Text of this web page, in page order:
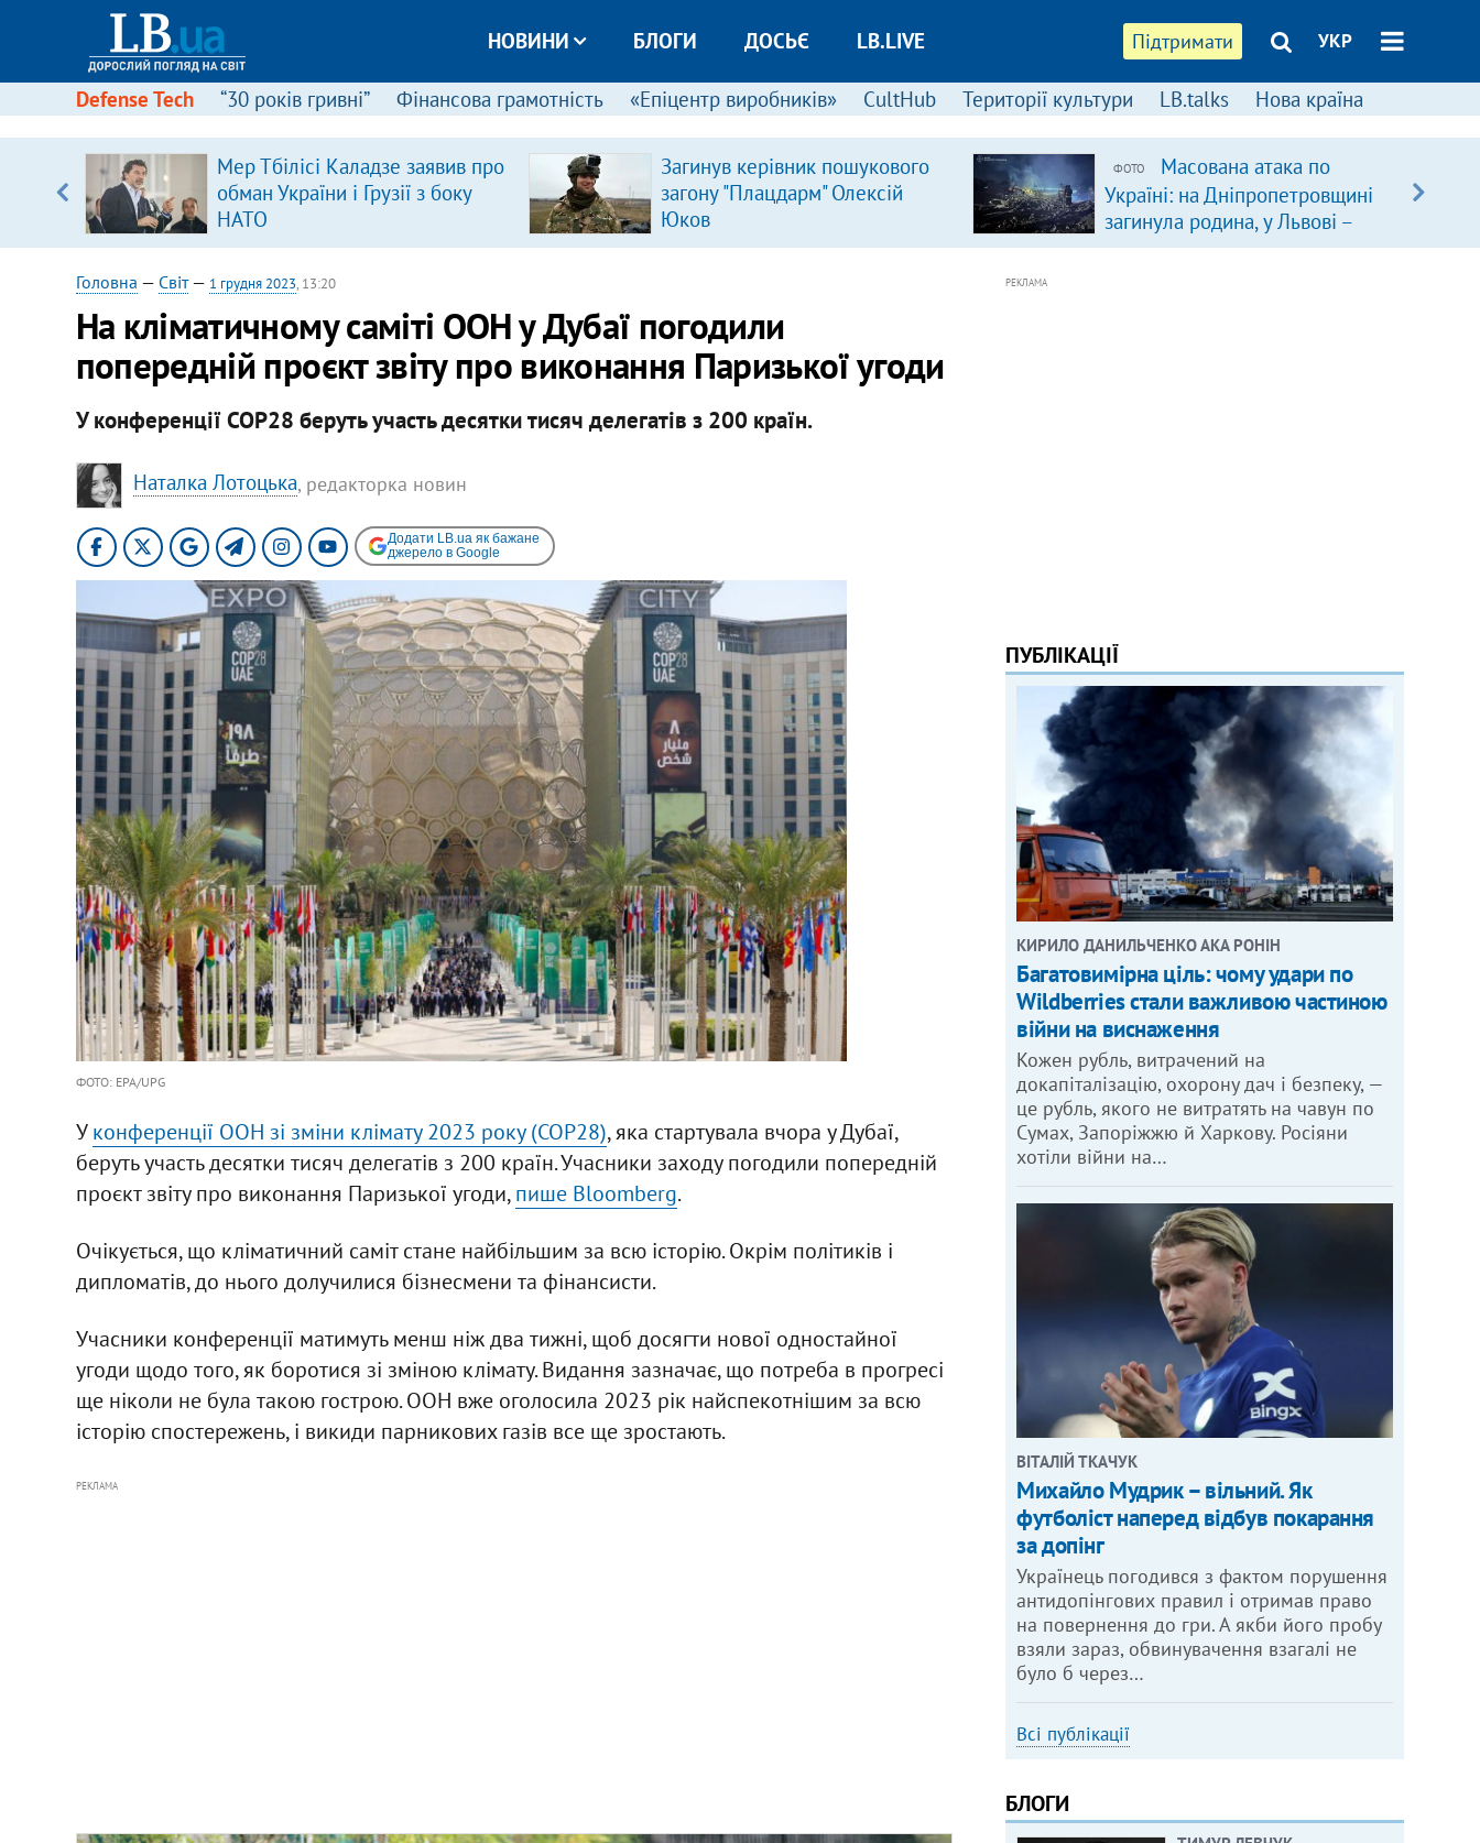
Підтримати УКР
НОВИНИ БЛОГИ ДОСЬЄ LB.LIVE
Defense Tech “30 років гривні” Фінансова грамотність «Епіцентр виробників» CultHub Території культури LB.talks Нова країна
Мер Тбілісі Каладзе заявив про
обман України і Грузії з боку
НАТО
Загинув керівник пошукового
загону "Плацдарм" Олексій
Юков
ФОТО
Масована атака по
Україні: на Дніпропетровщині
загинула родина, у Львові –
удар по багатоповерхівках
Головна — Світ— 1 грудня 2023, 13:20
На кліматичному саміті ООН у Дубаї погодили
попередній проєкт звіту про виконання Паризької угоди
У конференції COP28 беруть участь десятки тисяч делегатів з 200 країн.
Наталка Лотоцька, редакторка новин
Додати LB.ua як бажане
джерело в Google
ФОТО: EPA/UPG
Уконференції ООН зі зміни клімату 2023 року (COP28), яка стартувала вчора у Дубаї,
беруть участь десятки тисяч делегатів з 200 країн. Учасники заходу погодили попередній
проєкт звіту про виконання Паризької угоди,пише Bloomberg.
Очікується, що кліматичний саміт стане найбільшим за всю історію. Окрім політиків і
дипломатів, до нього долучилися бізнесмени та фінансисти.
Учасники конференції матимуть менш ніж два тижні, щоб досягти нової одностайної
угоди щодо того, як боротися зі зміною клімату. Видання зазначає, що потреба в прогресі
ще ніколи не була такою гострою. ООН вже оголосила 2023 рік найспекотнішим за всю
історію спостережень, і викиди парникових газів все ще зростають.
РЕКЛАМА
РЕКЛАМА
ПУБЛІКАЦІЇ
КИРИЛО ДАНИЛЬЧЕНКО АКА РОНІН
Багатовимірна ціль: чому удари по
Wildberries стали важливою частиною
війни на виснаження
Кожен рубль, витрачений на
докапіталізацію, охорону дач і безпеку, —
це рубль, якого не витратять на чавун по
Сумах, Запоріжжю й Харкову. Росіяни
хотіли війни на…
ВІТАЛІЙ ТКАЧУК
Михайло Мудрик – вільний. Як
футболіст наперед відбув покарання
за допінг
Українець погодився з фактом порушення
антидопінгових правил і отримав право
на повернення до гри. А якби його пробу
взяли зараз, обвинувачення взагалі не
було б через…
Всі публікації
БЛОГИ